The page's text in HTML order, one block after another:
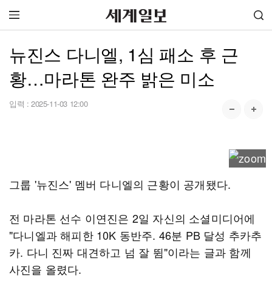
뉴진스 다니엘, 1심 패소 후 근
황…마라톤 완주 밝은 미소
입력 : 2025-11-03 12:00
그룹 '뉴진스' 멤버 다니엘의 근황이 공개됐다.
전 마라톤 선수 이연진은 2일 자신의 소셜미디어에
"다니엘과 해피한 10K 동반주. 46분 PB 달성 추카추
카. 다니 진짜 대견하고 넘 잘 뜀"이라는 글과 함께
사진을 올렸다.